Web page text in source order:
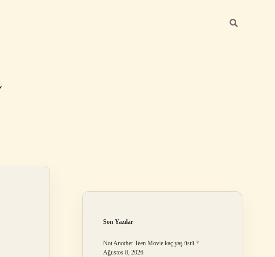
Son Yazılar
Not Another Teen Movie kaç yaş üstü ?
Ağustos 8, 2026